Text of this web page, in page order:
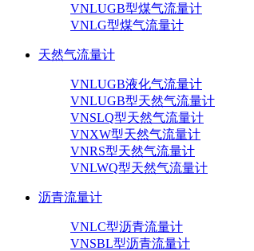
VNLUGB型煤气流量计
VNLG型煤气流量计
天然气流量计
VNLUGB液化气流量计
VNLUGB型天然气流量计
VNSLQ型天然气流量计
VNXW型天然气流量计
VNRS型天然气流量计
VNLWQ型天然气流量计
沥青流量计
VNLC型沥青流量计
VNSBL型沥青流量计